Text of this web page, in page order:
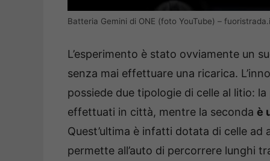
Batteria Gemini di ONE (foto YouTube) –
L’esperimento è stato ovviamente un
senza mai effettuare una ricarica.
possiede due tipologie di celle al litio:
effettuati in città, mentre la seconda è
Quest’ultima è infatti dotata di celle
permette all’auto di percorrere lunghi